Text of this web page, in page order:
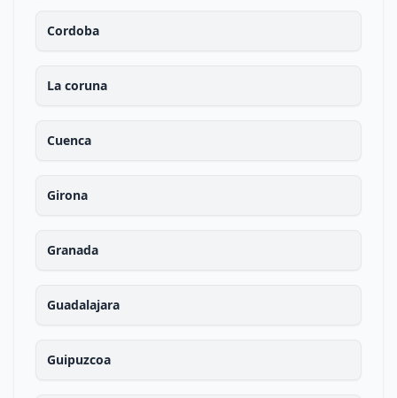
Cordoba
La coruna
Cuenca
Girona
Granada
Guadalajara
Guipuzcoa